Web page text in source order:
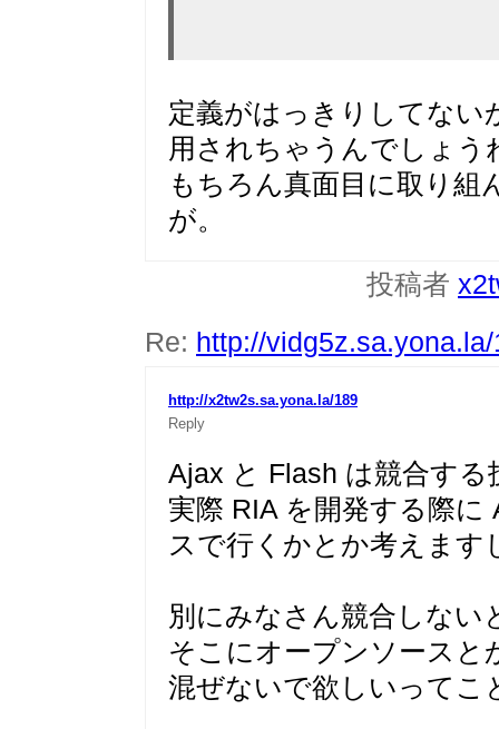
定義がはっきりしてない
用されちゃうんでしょう
もちろん真面目に取り組
が。
投稿者
Re: http://
http://x2tw2s.sa.yona.la/189
Reply
Ajax と Flash は競合す
実際 RIA を開発する際
スで行くかとか考えます
別にみなさん競合しない
そこにオープンソースと
混ぜないで欲しいってこ